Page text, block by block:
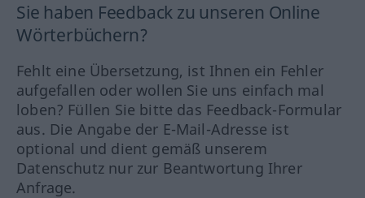
Sie haben Feedback zu unseren Online
Wörterbüchern?
Fehlt eine Übersetzung, ist Ihnen ein Fehler
aufgefallen oder wollen Sie uns einfach mal
loben? Füllen Sie bitte das Feedback-Formular
aus. Die Angabe der E-Mail-Adresse ist
optional und dient gemäß unserem
Datenschutz nur zur Beantwortung Ihrer
Anfrage.